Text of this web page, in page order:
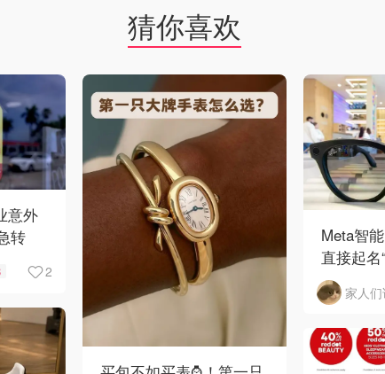
猜你喜欢
意外
转
2
Meta智
直接起
家人